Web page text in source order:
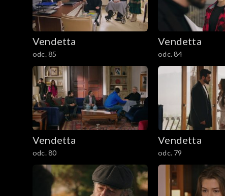
Vendetta
odc. 85
Vendetta
odc. 84
Vendetta
odc. 80
Vendetta
odc. 79